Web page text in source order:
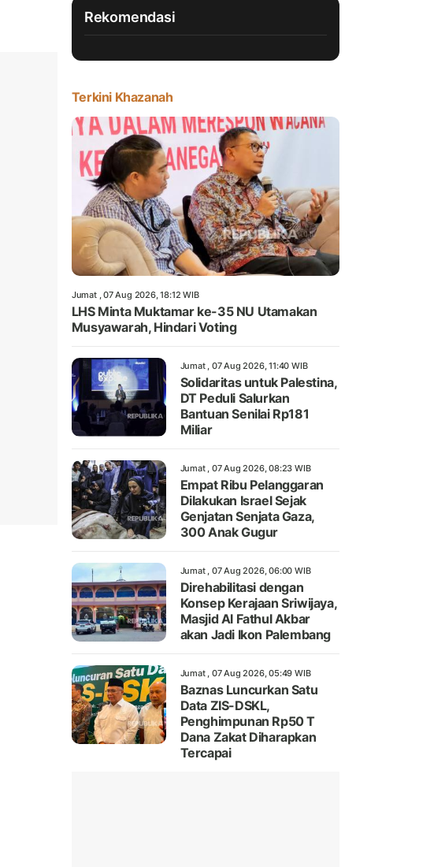
Rekomendasi
Terkini Khazanah
Jumat , 07 Aug 2026, 18:12 WIB
LHS Minta Muktamar ke-35 NU Utamakan
Musyawarah, Hindari Voting
Jumat , 07 Aug 2026, 11:40 WIB
Solidaritas untuk Palestina,
DT Peduli Salurkan
Bantuan Senilai Rp181
Miliar
Jumat , 07 Aug 2026, 08:23 WIB
Empat Ribu Pelanggaran
Dilakukan Israel Sejak
Genjatan Senjata Gaza,
300 Anak Gugur
Jumat , 07 Aug 2026, 06:00 WIB
Direhabilitasi dengan
Konsep Kerajaan Sriwijaya,
Masjid Al Fathul Akbar
akan Jadi Ikon Palembang
Jumat , 07 Aug 2026, 05:49 WIB
Baznas Luncurkan Satu
Data ZIS-DSKL,
Penghimpunan Rp50 T
Dana Zakat Diharapkan
Tercapai